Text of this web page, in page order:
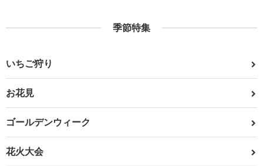
季節特集
いちご狩り
お花見
ゴールデンウィーク
花火大会